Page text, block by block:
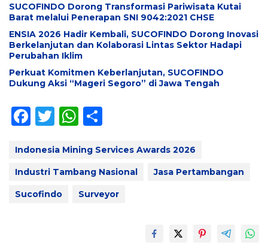
SUCOFINDO Dorong Transformasi Pariwisata Kutai
Barat melalui Penerapan SNI 9042:2021 CHSE
ENSIA 2026 Hadir Kembali, SUCOFINDO Dorong Inovasi
Berkelanjutan dan Kolaborasi Lintas Sektor Hadapi
Perubahan Iklim
Perkuat Komitmen Keberlanjutan, SUCOFINDO
Dukung Aksi “Mageri Segoro” di Jawa Tengah
F
e
b
o
T
itt
er
W
at
s
A
ar
e
Indonesia Mining Services Awards 2026
Industri Tambang Nasional Jasa Pertambangan
Sucofindo Surveyor